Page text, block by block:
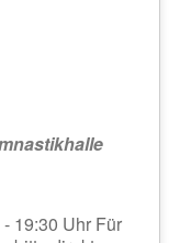
19:30 Uhr Für